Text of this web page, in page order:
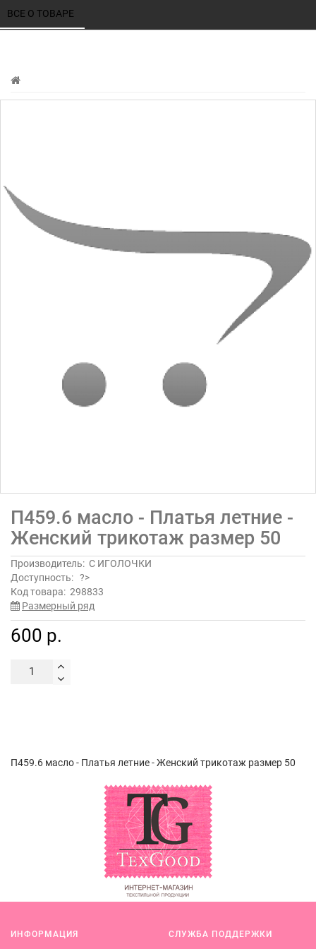
ВСЕ О ТОВАРЕ
П459.6 масло - Платья летние -
Женский трикотаж размер 50
Производитель: С ИГОЛОЧКИ
Доступность: ?>
Код товара: 298833
Размерный ряд
600 р.
П459.6 масло - Платья летние - Женский трикотаж размер 50
ИНФОРМАЦИЯ СЛУЖБА ПОДДЕРЖКИ